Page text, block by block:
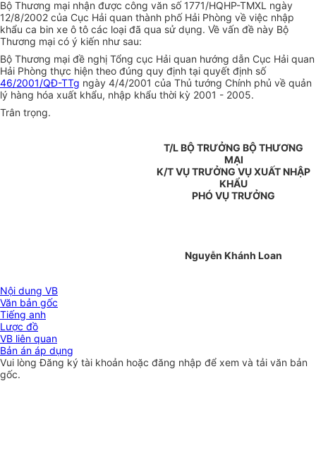
Bộ Thương mại nhận được công văn số 1771/HQHP-TMXL ngày
12/8/2002 của Cục Hải quan thành phố Hải Phòng về việc nhập
khẩu ca bin xe ô tô các loại đã qua sử dụng. Về vấn đề này Bộ
Thương mại có ý kiến như sau:
Bộ Thương mại đề nghị Tổng cục Hải quan hướng dẫn Cục Hải quan
Hải Phòng thực hiện theo đúng quy định tại quyết định số
46/2001/QĐ-TTg ngày 4/4/2001 của Thủ tướng Chính phủ về quản
lý hàng hóa xuất khẩu, nhập khẩu thời kỳ 2001 - 2005.
Trân trọng.
T/L BỘ TRƯỞNG BỘ THƯƠNG
MẠI
K/T VỤ TRƯỞNG VỤ XUẤT NHẬP
KHẨU
PHÓ VỤ TRƯỞNG
Nguyễn Khánh Loan
Nội dung VB
Văn bản gốc
Tiếng anh
Lược đồ
VB liên quan
Bản án áp dụng
Vui lòngĐăng ký tài khoản hoặc đăng nhập để xem và tải văn bản
gốc.